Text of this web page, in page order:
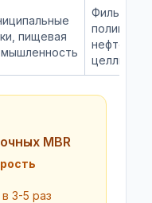
пищевая
Фильтрат
полигонов,
MBR
3-5 раз